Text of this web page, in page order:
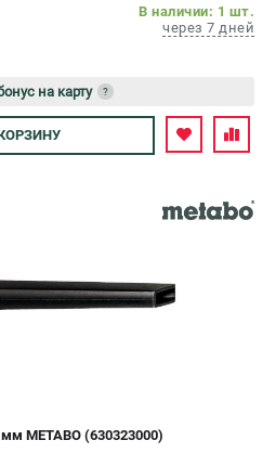
В наличии: 1 шт.
через 7 дней
на карту ?
METABO (630323000)